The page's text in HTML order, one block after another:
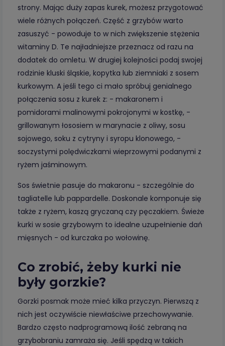
strony. Mając duży zapas kurek, możesz przygotować
wiele różnych połączeń. Część z grzybów warto
zasuszyć - powoduje to w nich zwiększenie stężenia
witaminy D. Te najładniejsze przeznacz od razu na
dodatek do omletu. W drugiej kolejności podaj swojej
rodzinie kluski śląskie, kopytka lub ziemniaki z sosem
kurkowym. A jeśli tego ci mało spróbuj genialnego
połączenia sosu z kurek z: - makaronem i
pomidorami malinowymi pokrojonymi w kostkę, -
grillowanym łososiem w marynacie z oliwy, sosu
sojowego, soku z cytryny i syropu klonowego, -
soczystymi polędwiczkami wieprzowymi podanymi z
ryżem jaśminowym.
Sos świetnie pasuje do makaronu - szczególnie do
tagliatelle lub pappardelle. Doskonale komponuje się
także z ryżem, kaszą gryczaną czy pęczakiem. Świeże
kurki w sosie grzybowym to idealne uzupełnienie dań
mięsnych - od kurczaka po wołowinę.
Co zrobić, żeby kurki nie
były gorzkie?
Gorzki posmak może mieć kilka przyczyn. Pierwszą z
nich jest oczywiście niewłaściwe przechowywanie.
Bardzo często nadprogramową ilość zebraną na
grzybobraniu zamraża się. Jeśli spędzą w takich